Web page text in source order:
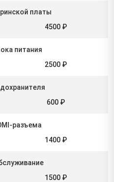
платы
4500 ₽
питания
2500 ₽
600 ₽
разъема
1400 ₽
1500 ₽